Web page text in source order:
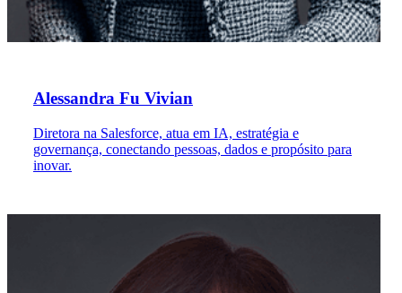
Alessandra Fu Vivian
Diretora na Salesforce, atua em IA, estratégia e
governança, conectando pessoas, dados e propósito para
inovar.